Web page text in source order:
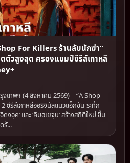
For Killers ร้านลับนักฆ่า”
ตัวสูงสุด ครองแชมป์ซีรีส์เกาหลี
เทพฯ (4 สิงหาคม 2569) – “A Shop
ซีรีส์เกาหลีออริจินัลแนวแอ็กชัน-ระทึก
อุค’ และ ‘คิมฮเยจุน’ สร้างสถิติใหม่ ขึ้น
รั...